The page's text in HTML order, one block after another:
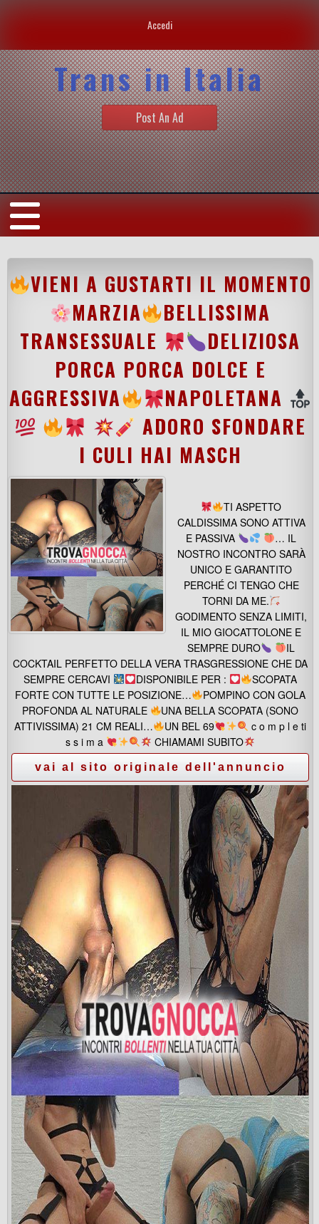
Accedi
Trans in Italia
Post An Ad
VIENI A GUSTARTI IL MOMENTO
MARZIA
BELLISSIMA
TRANSESSUALE
DELIZIOSA
PORCA PORCA DOLCE E
AGGRESSIVA
NAPOLETANA
ADORO SFONDARE
I CULI HAI MASCH
TI ASPETTO
CALDISSIMA SONO ATTIVA
E PASSIVA
… IL
NOSTRO INCONTRO SARÀ
UNICO E GARANTITO
PERCHÉ CI TENGO CHE
TORNI DA ME.
GODIMENTO SENZA LIMITI,
IL MIO GIOCATTOLONE E
SEMPRE DURO
IL
COCKTAIL PERFETTO DELLA VERA TRASGRESSIONE CHE DA
SEMPRE CERCAVI
DISPONIBILE PER :
SCOPATA
FORTE CON TUTTE LE POSIZIONE…
POMPINO CON GOLA
PROFONDA AL NATURALE
UNA BELLA SCOPATA (SONO
ATTIVISSIMA) 21 CM REALI…
UN BEL 69
c o m p l e ti
s s i m a
CHIAMAMI SUBITO